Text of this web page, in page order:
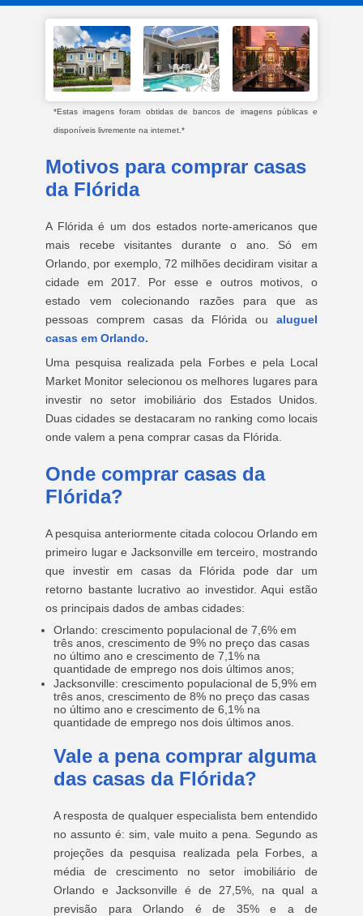
*Estas imagens foram obtidas de bancos de imagens públicas e
disponíveis livremente na internet.*
Motivos para comprar casas
da Flórida
A Flórida é um dos estados norte-americanos que
mais recebe visitantes durante o ano. Só em
Orlando, por exemplo, 72 milhões decidiram visitar a
cidade em 2017. Por esse e outros motivos, o
estado vem colecionando razões para que as
pessoas comprem casas da Flórida ou aluguel
casas em Orlando.
Uma pesquisa realizada pela Forbes e pela Local
Market Monitor selecionou os melhores lugares para
investir no setor imobiliário dos Estados Unidos.
Duas cidades se destacaram no ranking como locais
onde valem a pena comprar casas da Flórida.
Onde comprar casas da
Flórida?
A pesquisa anteriormente citada colocou Orlando em
primeiro lugar e Jacksonville em terceiro, mostrando
que investir em casas da Flórida pode dar um
retorno bastante lucrativo ao investidor. Aqui estão
os principais dados de ambas cidades:
Orlando: crescimento populacional de 7,6% em
três anos, crescimento de 9% no preço das casas
no último ano e crescimento de 7,1% na
quantidade de emprego nos dois últimos anos;
Jacksonville: crescimento populacional de 5,9% em
três anos, crescimento de 8% no preço das casas
no último ano e crescimento de 6,1% na
quantidade de emprego nos dois últimos anos.
Vale a pena comprar alguma
das casas da Flórida?
A resposta de qualquer especialista bem entendido
no assunto é: sim, vale muito a pena. Segundo as
projeções da pesquisa realizada pela Forbes, a
média de crescimento no setor imobiliário de
Orlando e Jacksonville é de 27,5%, na qual a
previsão para Orlando é de 35% e a de